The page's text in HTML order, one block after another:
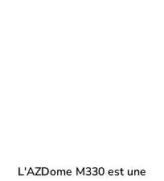
L'AZDome M330 est une